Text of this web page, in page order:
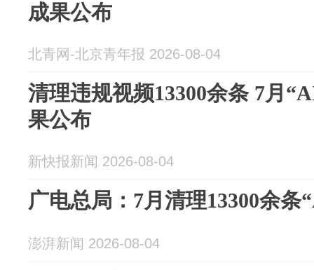
成果公布
北青网-北京青年报 2026-08-04
清理违规视频13300余条 7月
果公布
新快报新闻 2026-08-04
广电总局：7月清理13300余条
澎湃新闻 2026-08-04